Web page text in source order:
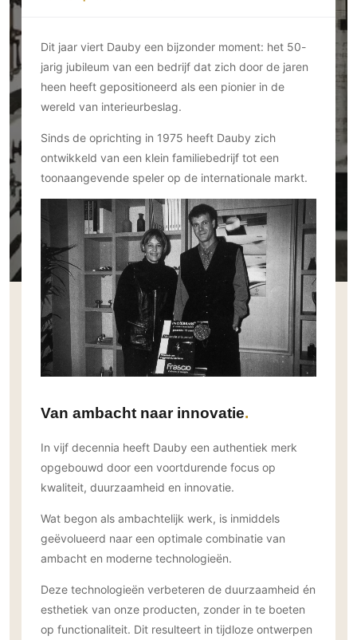
Inrichting
Roomdividers
Meubels
Verlichting
Glas
Interieurbouw
Trappen
Keuken
Keukens
Keukenapparatuur
Keukenbladen
Keukenaccessoires
Aluminium deuren
Stalen deuren
Systeemwanden
Raambeslag
Ramen
Buitendeuren
Deursystemen
Glazen wandsystemen
Vouwwanden
Garagedeuren
Zonwering
Zonwering
Buitenshutters
Overig
Autolift
3D visualisaties
Gevel
Gevelbekleding
Houten gevelbekleding
Schilderwerk buiten
Tuinverlichting
Omheining
Hekwerken en poorten
Zwemmen
Zwembad en zwemvijver
Tuin wellness
Buitenvloeren
Houten buitenvloeren
Natuursteen en keramiek
buitenvloeren
Vlonders
Zonwering
Serre/Veranda
Slaapkamer
Thuisbioscoop
Toilet
Werkkamer
Wijnkelder
Woonkamer
Buitenkijken
Bijgebouw / Poolhouse
Terrasoverkapping
Zwembad
Horeca
Kantoor
Dit jaar viert Dauby een bijzonder moment: het 50-
jarig jubileum van een bedrijf dat zich door de jaren
heen heeft gepositioneerd als een pionier in de
wereld van interieurbeslag.
Sinds de oprichting in 1975 heeft Dauby zich
ontwikkeld van een klein familiebedrijf tot een
toonaangevende speler op de internationale markt.
Van ambacht naar innovatie
In vijf decennia heeft Dauby een authentiek merk
opgebouwd door een voortdurende focus op
kwaliteit, duurzaamheid en innovatie.
Wat begon als ambachtelijk werk, is inmiddels
geëvolueerd naar een optimale combinatie van
ambacht en moderne technologieën.
Deze technologieën verbeteren de duurzaamheid én
esthetiek van onze producten, zonder in te boeten
op functionaliteit. Dit resulteert in tijdloze ontwerpen